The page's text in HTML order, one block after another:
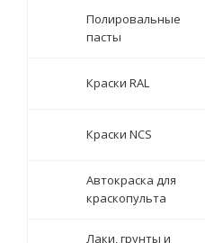
Полировальные
пасты
Краски RAL
Краски NCS
Автокраска для
краскопульта
Лаки, грунты и